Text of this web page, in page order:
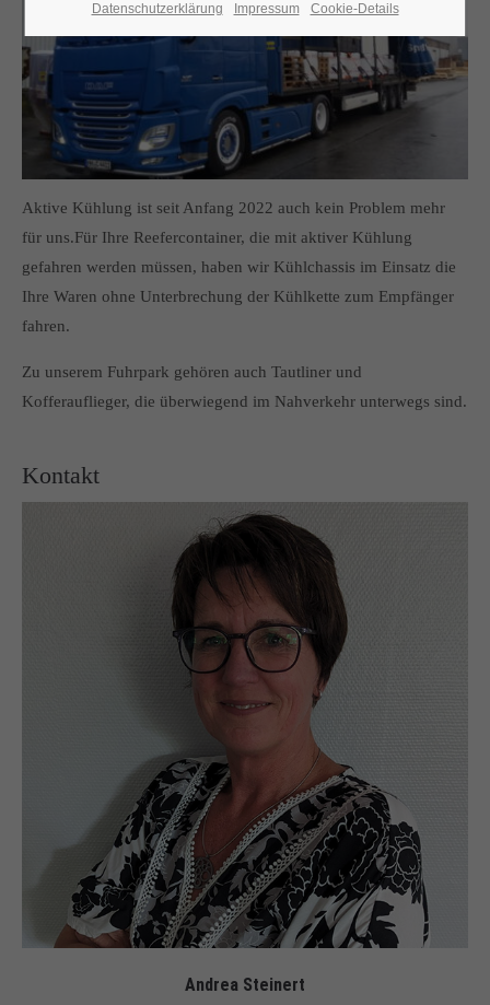
Aktive Kühlung ist seit Anfang 2022 auch kein Problem mehr
für uns.Für Ihre Reefercontainer, die mit aktiver Kühlung
gefahren werden müssen, haben wir Kühlchassis im Einsatz die
Ihre Waren ohne Unterbrechung der Kühlkette zum Empfänger
fahren.
Zu unserem Fuhrpark gehören auch Tautliner und
Kofferauflieger, die überwiegend im Nahverkehr unterwegs sind.
Kontakt
Andrea Steinert
Datenschutzerklärung Impressum Cookie-Details